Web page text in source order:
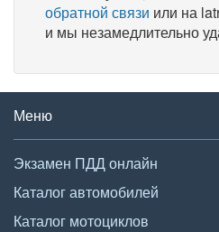
обратной связи или на
и мы незамедлительно
Меню
Экзамен ПДД онлайн
Каталог автомобилей
Каталог мотоциклов